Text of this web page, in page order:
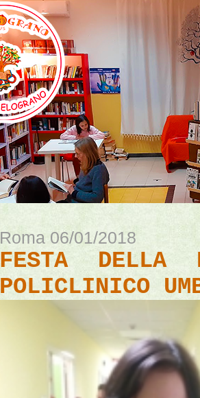
Roma 06/01/2018
FESTA
POLICLINICO